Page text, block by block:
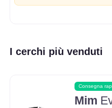
I cerchi più venduti
Consegna
Mim